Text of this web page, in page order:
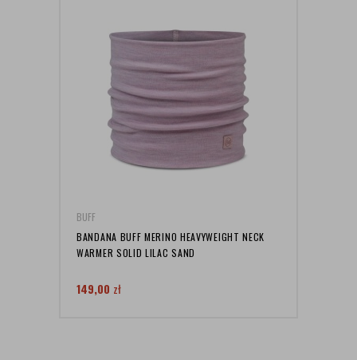
BUFF
BANDANA BUFF MERINO HEAVYWEIGHT NECK
WARMER SOLID LILAC SAND
149,00 zł